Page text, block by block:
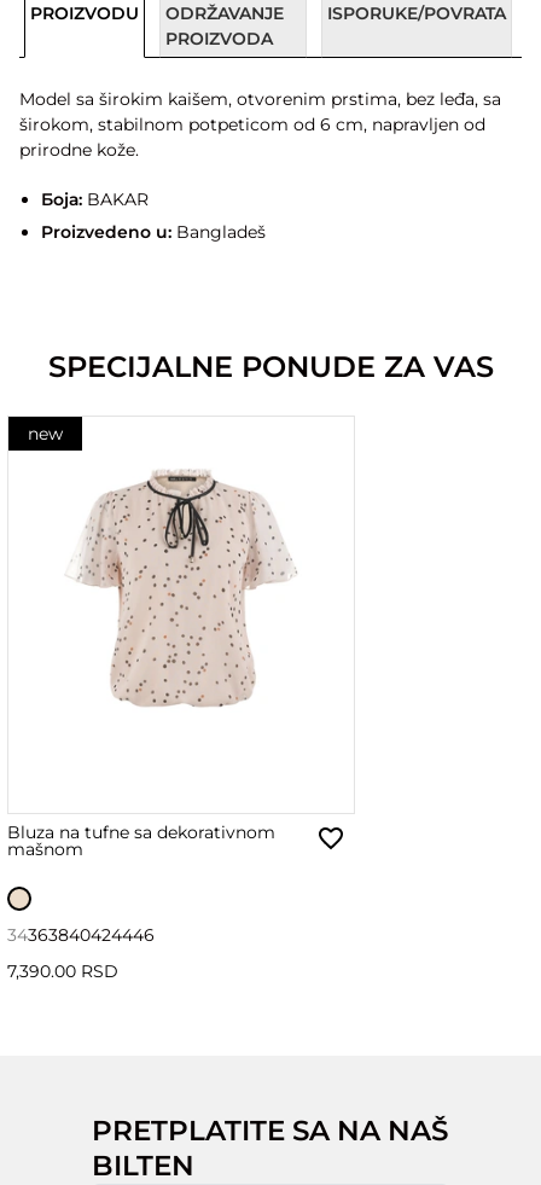
PROIZVODU
ODRŽAVANJE
PROIZVODA
ISPORUKE/POVRATA
Model sa širokim kaišem, otvorenim prstima, bez leđa, sa
širokom, stabilnom potpeticom od 6 cm, napravljen od
prirodne kože.
Боја:BAKAR
Proizvedeno u:Bangladeš
SPECIJALNE PONUDE ZA VAS
new
Bluza na tufne sa dekorativnom
mašnom
34363840424446
7,390.00 RSD
PRETPLATITE SA NA NAŠ
BILTEN